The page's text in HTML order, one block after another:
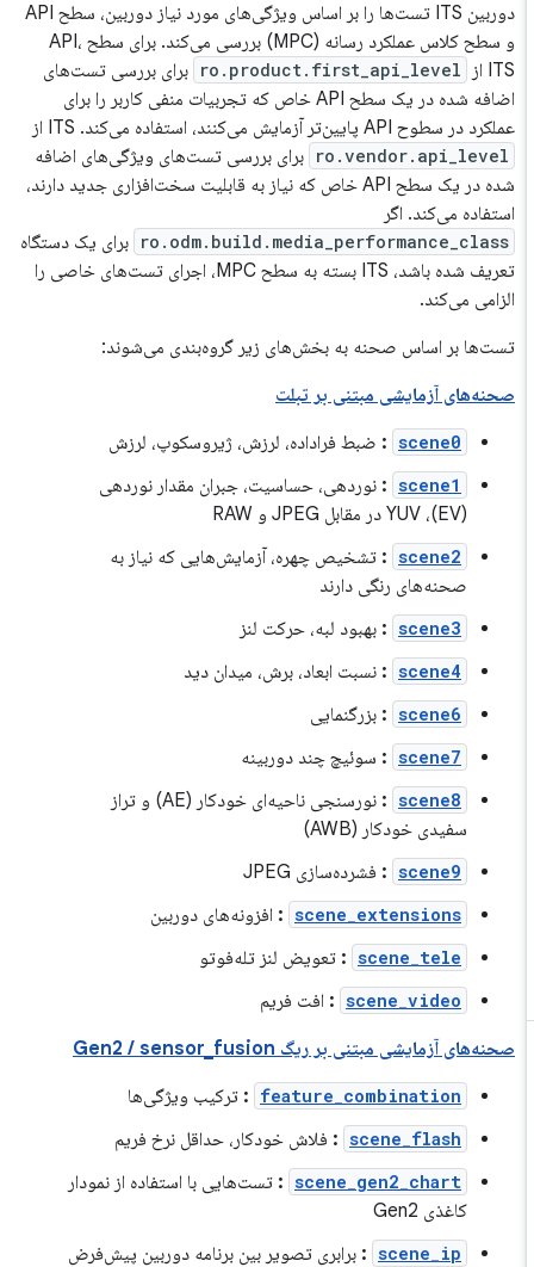
دوربین ITS تست‌ها را بر اساس ویژگی‌های مورد نیاز دوربین، سطح API
و سطح کلاس عملکرد رسانه (MPC) بررسی می‌کند. برای سطح API،
ITS از
ro.product.first_api_level برای بررسی تست‌های
اضافه شده در یک سطح API خاص که تجربیات منفی کاربر را برای
عملکرد در سطوح API پایین‌تر آزمایش می‌کنند، استفاده می‌کند. ITS از
ro.vendor.api_level برای بررسی تست‌های ویژگی‌های اضافه
شده در یک سطح API خاص که نیاز به قابلیت سخت‌افزاری جدید دارند،
استفاده می‌کند. اگر
ro.odm.build.media_performance_class برای یک دستگاه
تعریف شده باشد، ITS بسته به سطح MPC، اجرای تست‌های خاصی را
الزامی می‌کند.
تست‌ها بر اساس صحنه به بخش‌های زیر گروه‌بندی می‌شوند:
صحنه‌های آزمایشی مبتنی بر تبلت
scene0
: ضبط فراداده، لرزش، ژیروسکوپ، لرزش
scene1
: نوردهی، حساسیت، جبران مقدار نوردهی
scene2
: تشخیص چهره، آزمایش‌هایی که نیاز به
صحنه‌های رنگی دارند
scene3
: بهبود لبه، حرکت لنز
scene4
: نسبت ابعاد، برش، میدان دید
scene6
: بزرگنمایی
scene7
: سوئیچ چند دوربینه
scene8
:
نورسنجی ناحیه‌ای خودکار (AE) و تراز
سفیدی خودکار (AWB)
scene9
: فشرده‌سازی JPEG
scene_extensions
: افزونه‌های دوربین
scene_tele
: تعویض لنز تله‌فوتو
scene_video
: افت فریم
صحنه‌های آزمایشی مبتنی بر ریگ Gen2 / sensor_fusion
feature_combination
: ترکیب ویژگی‌ها
scene_flash
: فلاش خودکار، حداقل نرخ فریم
scene_gen2_chart
: تست‌هایی با استفاده از نمودار
کاغذی Gen2
scene_ip
: برابری تصویر بین برنامه دوربین پیش‌فرض